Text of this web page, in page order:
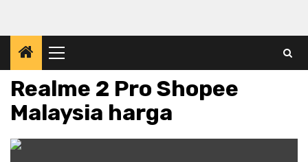
Primary
Menu
Realme 2 Pro Shopee
Malaysia harga